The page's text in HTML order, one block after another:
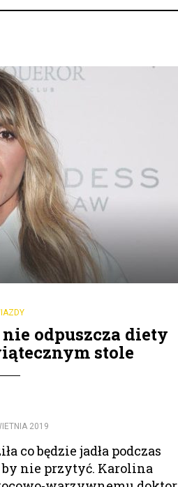
odpuszcza diety
stole
2019
co będzie jadła podczas
nie przytyć. Karolina